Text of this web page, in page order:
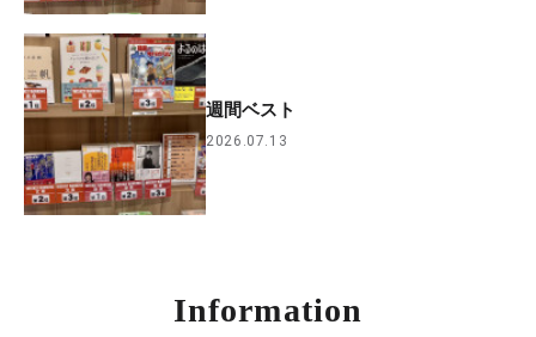
週間ベスト
2026.07.13
Information